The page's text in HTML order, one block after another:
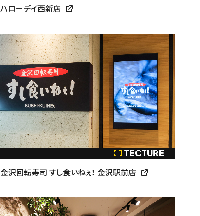
ハローデイ西新店
金沢回転寿司 すし食いねぇ！ 金沢駅前店